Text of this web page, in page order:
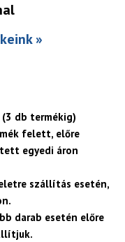
»
db termékig)
felett, előre
egyedi áron
szállítás esetén,
darab esetén előre